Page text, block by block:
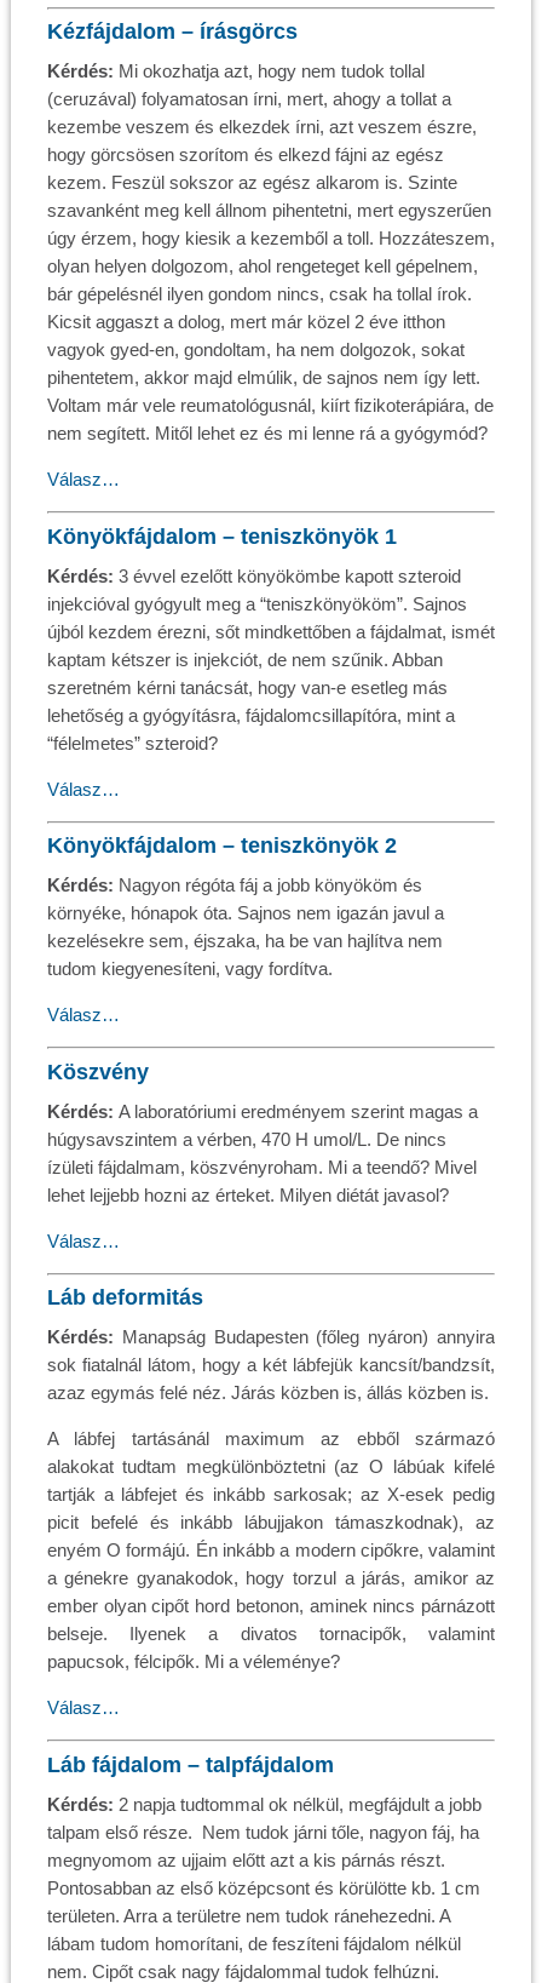
Kézfájdalom – írásgörcs
Kérdés: Mi okozhatja azt, hogy nem tudok tollal
(ceruzával) folyamatosan írni, mert, ahogy a tollat a
kezembe veszem és elkezdek írni, azt veszem észre,
hogy görcsösen szorítom és elkezd fájni az egész
kezem. Feszül sokszor az egész alkarom is. Szinte
szavanként meg kell állnom pihentetni, mert egyszerűen
úgy érzem, hogy kiesik a kezemből a toll. Hozzáteszem,
olyan helyen dolgozom, ahol rengeteget kell gépelnem,
bár gépelésnél ilyen gondom nincs, csak ha tollal írok.
Kicsit aggaszt a dolog, mert már közel 2 éve itthon
vagyok gyed-en, gondoltam, ha nem dolgozok, sokat
pihentetem, akkor majd elmúlik, de sajnos nem így lett.
Voltam már vele reumatológusnál, kiírt fizikoterápiára, de
nem segített. Mitől lehet ez és mi lenne rá a gyógymód?
Válasz…
Könyökfájdalom – teniszkönyök 1
Kérdés: 3 évvel ezelőtt könyökömbe kapott szteroid
injekcióval gyógyult meg a “teniszkönyököm”. Sajnos
újból kezdem érezni, sőt mindkettőben a fájdalmat, ismét
kaptam kétszer is injekciót, de nem szűnik. Abban
szeretném kérni tanácsát, hogy van-e esetleg más
lehetőség a gyógyításra, fájdalomcsillapítóra, mint a
“félelmetes” szteroid?
Válasz…
Könyökfájdalom – teniszkönyök 2
Kérdés: Nagyon régóta fáj a jobb könyököm és
környéke, hónapok óta. Sajnos nem igazán javul a
kezelésekre sem, éjszaka, ha be van hajlítva nem
tudom kiegyenesíteni, vagy fordítva.
Válasz…
Köszvény
Kérdés: A laboratóriumi eredményem szerint magas a
húgysavszintem a vérben, 470 H umol/L. De nincs
ízületi fájdalmam, köszvényroham. Mi a teendő? Mivel
lehet lejjebb hozni az érteket. Milyen diétát javasol?
Válasz…
Láb deformitás
Kérdés: Manapság Budapesten (főleg nyáron) annyira
sok fiatalnál látom, hogy a két lábfejük kancsít/bandzsít,
azaz egymás felé néz. Járás közben is, állás közben is.
A lábfej tartásánál maximum az ebből származó
alakokat tudtam megkülönböztetni (az O lábúak kifelé
tartják a lábfejet és inkább sarkosak; az X-esek pedig
picit befelé és inkább lábujjakon támaszkodnak), az
enyém O formájú. Én inkább a modern cipőkre, valamint
a génekre gyanakodok, hogy torzul a járás, amikor az
ember olyan cipőt hord betonon, aminek nincs párnázott
belseje. Ilyenek a divatos tornacipők, valamint
papucsok, félcipők. Mi a véleménye?
Válasz…
Láb fájdalom – talpfájdalom
Kérdés: 2 napja tudtommal ok nélkül, megfájdult a jobb
talpam első része. Nem tudok járni tőle, nagyon fáj, ha
megnyomom az ujjaim előtt azt a kis párnás részt.
Pontosabban az első középcsont és körülötte kb. 1 cm
területen. Arra a területre nem tudok ránehezedni. A
lábam tudom homorítani, de feszíteni fájdalom nélkül
nem. Cipőt csak nagy fájdalommal tudok felhúzni.